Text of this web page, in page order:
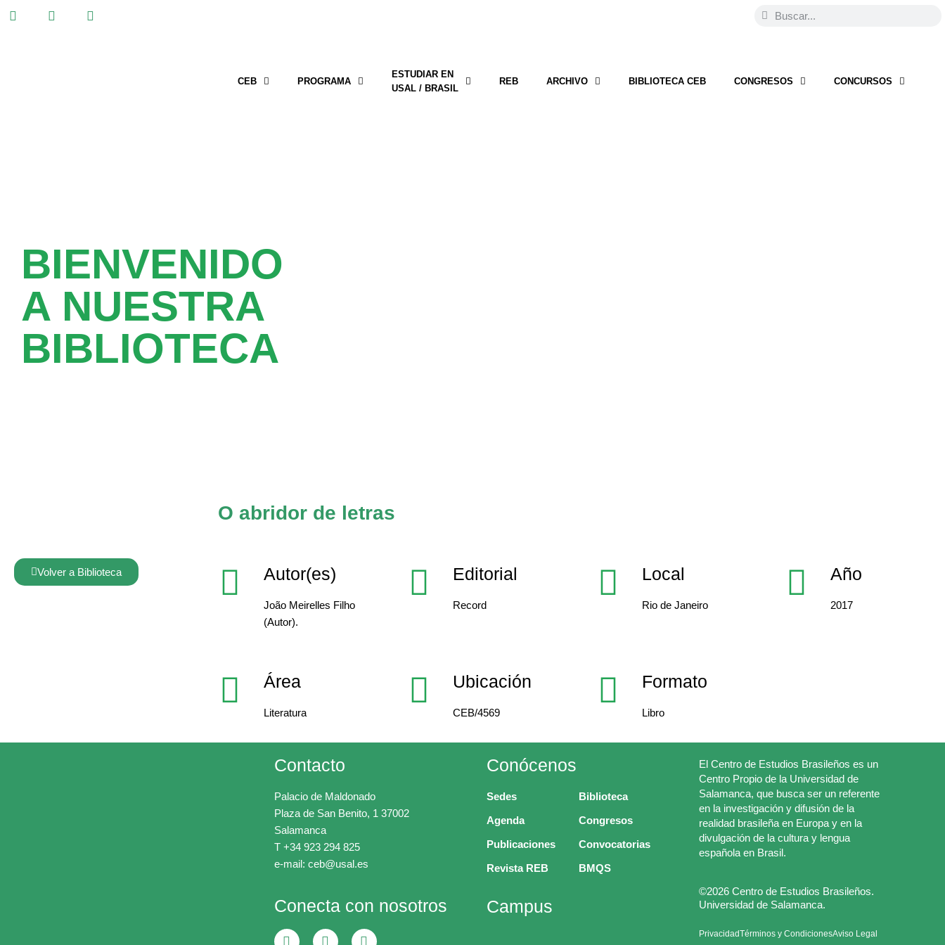
CEB PROGRAMA
ESTUDIAR EN
USAL / BRASIL
REB ARCHIVO BIBLIOTECA CEB CONGRESOS CONCURSOS
BIENVENIDO
A NUESTRA
BIBLIOTECA
O abridor de letras
Volver a Biblioteca Autor(es)
João Meirelles Filho
(Autor).
Editorial
Record
Local
Rio de Janeiro
Año
2017
Área
Literatura
Ubicación
CEB/4569
Formato
Libro
Contacto
Palacio de Maldonado
Plaza de San Benito, 1 37002
Salamanca
T +34 923 294 825
e-mail: ceb@usal.es
Conecta con nosotros
Conócenos
Sedes
Agenda
Publicaciones
Revista REB
Biblioteca
Congresos
Convocatorias
BMQS
Campus
El Centro de Estudios Brasileños es un
Centro Propio de la Universidad de
Salamanca, que busca ser un referente
en la investigación y difusión de la
realidad brasileña en Europa y en la
divulgación de la cultura y lengua
española en Brasil.
©2026 Centro de Estudios Brasileños.
Universidad de Salamanca.
PrivacidadTérminos y CondicionesAviso Legal